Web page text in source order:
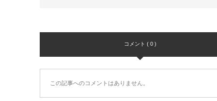
コメント ( 0 )
この記事へのコメントはありません。